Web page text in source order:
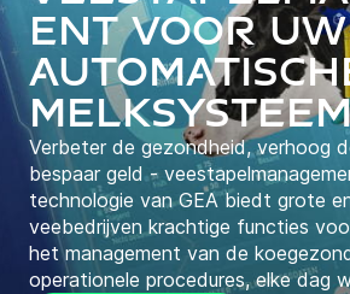
ent voor uw
Verbeter de gezondheid, verhoog
bespaar geld -
technologie van GEA biedt grote
veebedrijven krachtige functies
het management van de
operationele procedures, elke dag